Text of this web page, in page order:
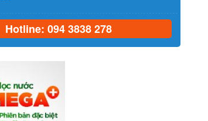
Hotline: 094 3838 278